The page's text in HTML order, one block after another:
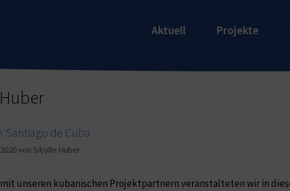
Aktuell Projekte
Santiago de Cuba
von Sibylle Huber
unseren kubanischen Projektpartnern veranstalteten wir in